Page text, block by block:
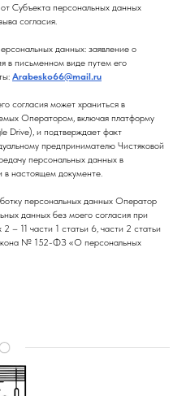
Субъекта персональных данных
согласия.
данных: заявление о
в письменном виде путем его
Arabesko66@mail.ru
согласия может храниться в
Оператором, включая платформу
Drive), и подтверждает факт
предпринимателю Чистяковой
персональных данных в
в настоящем документе.
персональных данных Оператор
данных без моего согласия при
– 11 части 1 статьи 6, части 2 статьи
№ 152-ФЗ «О персональных